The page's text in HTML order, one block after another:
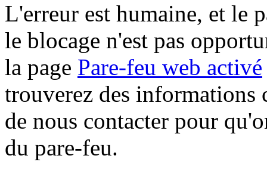
L'erreur est humaine, et le
le blocage n'est pas
la page Pare-feu web activé
trouverez des informations
de nous contacter pour
du pare-feu.